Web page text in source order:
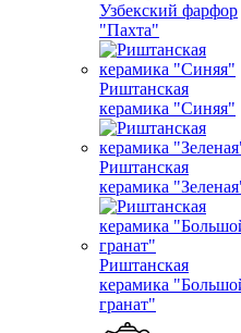
Узбекский фарфор
"Пахта"
Риштанская
керамика "Синяя"
Риштанская
керамика
Риштанская
керамика
гранат"